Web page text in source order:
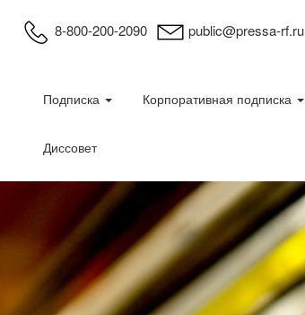
8-800-200-2090 public@pressa-rf.ru
Подписка Корпоративная подписка
Диссовет